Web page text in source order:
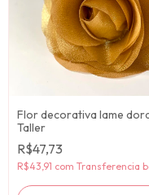
Flor decorativa lame
Taller
R$47,73
R$43,91 com Transferencia